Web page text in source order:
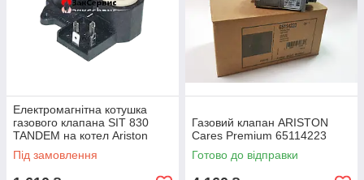
Електромагнітна котушка
газового клапана SIT 830
TANDEM на котел Ariston
UNOBLOC G 24/31/38/45
570712
Під замовлення
Газовий клапан ARISTON
Cares Premium 65114223
Готово до відправки